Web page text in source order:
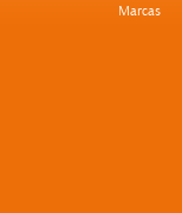
Marcas